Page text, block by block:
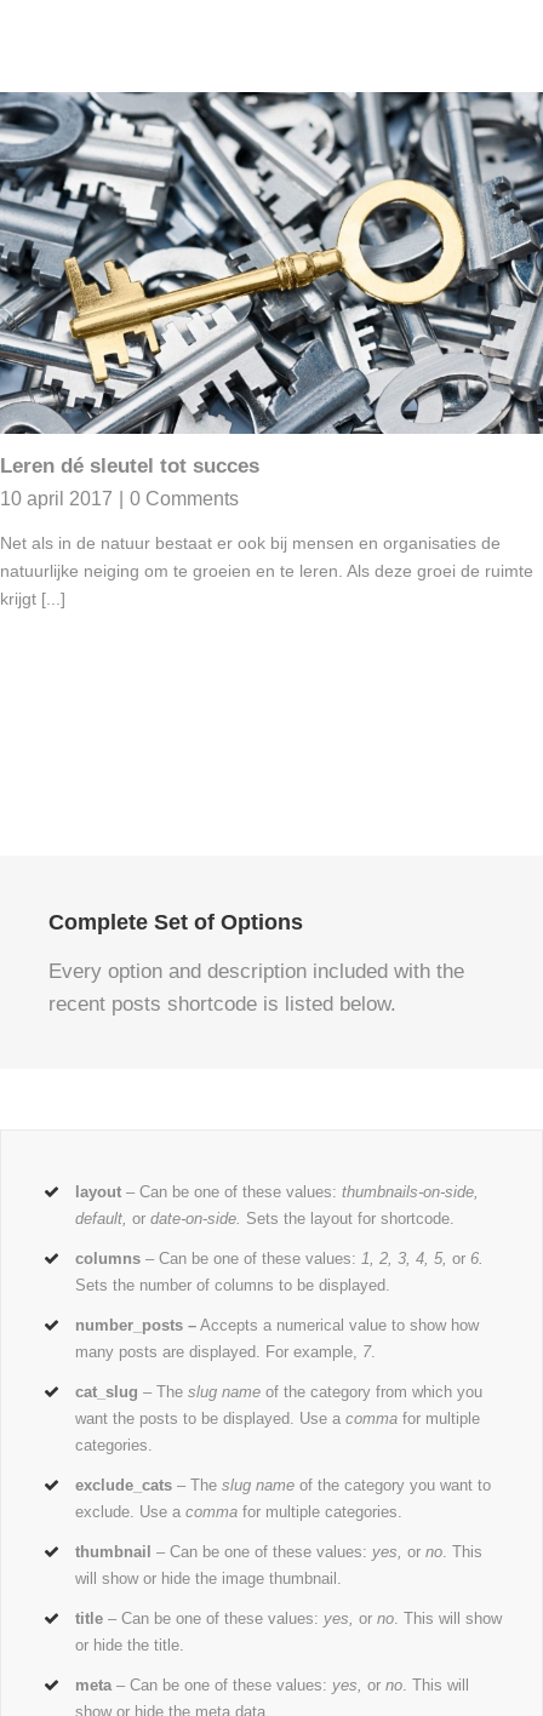
Leren dé sleutel tot succes
10 april 2017 0 Comments
Net als in de natuur bestaat er ook bij mensen en organisaties de
natuurlijke neiging om te groeien en te leren. Als deze groei de ruimte
krijgt [...]
Complete Set of Options
Every option and description included with the
recent posts shortcode is listed below.
layout – Can be one of these values:thumbnails-on-side,
default,or date-on-side. Sets the layout for shortcode.
columns – Can be one of these values:1, 2, 3, 4, 5,or 6.
Sets the number of columns to be displayed.
number_posts – Accepts a numerical value to show how
many posts are displayed. For example, 7.
cat_slug – Theslug name of the category from which you
want the posts to be displayed. Use acomma for multiple
categories.
exclude_cats – Theslug name of the category you want to
exclude. Use acomma for multiple categories.
thumbnail – Can be one of these values: yes,or no. This
will show or hide the image thumbnail.
title – Can be one of these values: yes,or no. This will show
or hide the title.
meta– Can be one of these values: yes,or no. This will
show or hide the meta data.